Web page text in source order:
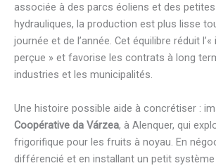
associée à des parcs éoliens et des
hydrauliques, la production est plus lisse
journée et de l’année. Cet équilibre réduit
perçue » et favorise les contrats à long
industries et les municipalités.
Une histoire possible aide à concrétiser :
Coopérative da Várzea, à Alenquer, qui
frigorifique pour les fruits à noyau. En
différencié et en installant un petit